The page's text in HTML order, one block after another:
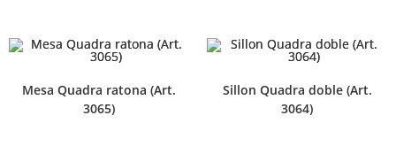
Mesa Quadra ratona (Art.
3065)
Sillon Quadra doble (Art.
3064)